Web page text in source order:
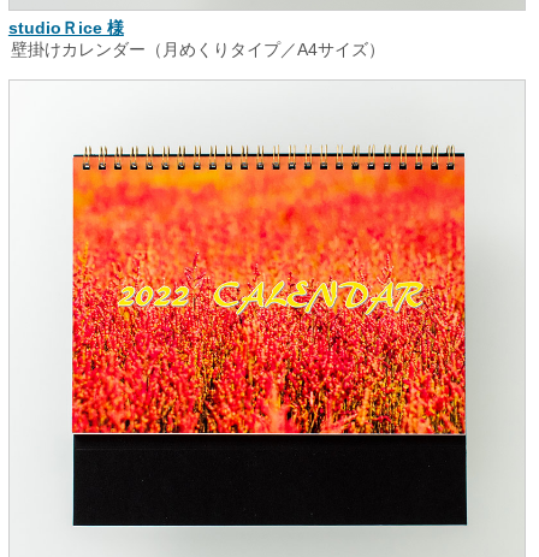
studioＲice 様
壁掛けカレンダー（月めくりタイプ／A4サイズ）